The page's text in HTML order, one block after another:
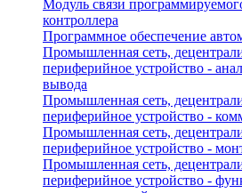
Модуль связи
контроллера
Программное обеспечение
Промышленная сеть,
периферийное устройство -
вывода
Промышленная сеть,
периферийное устройство -
Промышленная сеть,
периферийное устройство -
Промышленная сеть,
периферийное устройство -